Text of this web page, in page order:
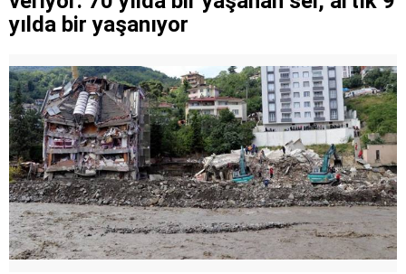
yılda bir yaşanıyor